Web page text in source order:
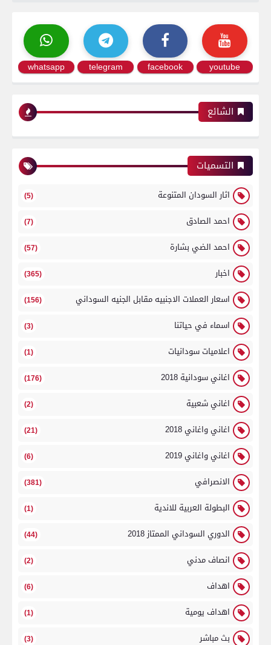
youtube
facebook
telegram
whatsapp
الشائع
التسميات
اثار السودان المتنوعة (5)
احمد الصادق (7)
احمد الضي بشارة (57)
اخبار (365)
اسعار العملات الاجنبيه مقابل الجنيه السوداني (156)
اسماء في حياتنا (3)
اعلاميات سودانيات (1)
اغاني سودانية 2018 (176)
اغاني شعبية (2)
اغاني واغاني 2018 (21)
اغاني واغاني 2019 (6)
الانصرافي (381)
البطولة العربية للاندية (1)
الدوري السوداني الممتاز 2018 (44)
انصاف مدني (2)
اهداف (6)
اهداف يومية (1)
بث مباشر (3)